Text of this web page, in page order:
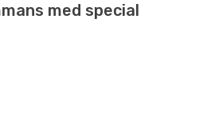
med special